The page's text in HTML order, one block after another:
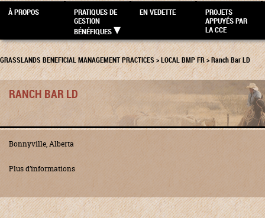
À PROPOS
PRATIQUES DE
GESTION
BÉNÉFIQUES
EN VEDETTE
PROJETS
APPUYÉS PAR
LA CCE
GRASSLANDS BENEFICIAL MANAGEMENT PRACTICES>LOCAL BMP FR>Ranch Bar LD
RANCH BAR LD
Bonnyville, Alberta
Plus d’informations